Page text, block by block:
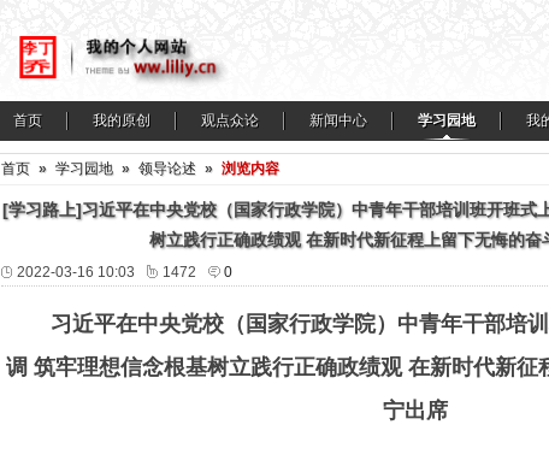
首页 我的原创 观点众论 新闻中心 学习园地 我
首页 » 学习园地 » 领导论述 » 浏览内容
[学习路上]习近平在中央党校（国家行政学院）中青年干部培训班开班式
树立践行正确政绩观 在新时代新征程上留下无悔的奋
2022-03-16 10:03 1472 0
习近平在中央党校（国家行政学院）中青年干部培
调 筑牢理想信念根基树立践行正确政绩观 在新时代新征
宁出席